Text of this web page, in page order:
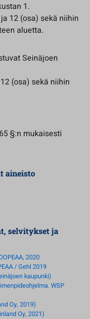
1.
12 (osa) sekä niihin
aluetta.
Seinäjoen
(osa) sekä niihin
§:n mukaisesti
aineisto
selvitykset ja
2020
/ Gehl 2019
kaupunki)
WSP
Oy, 2019)
Oy, 2021)